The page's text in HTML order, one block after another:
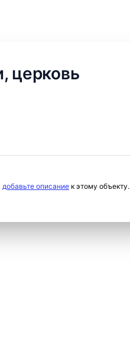
церковь
добавьте описание к этому объекту.